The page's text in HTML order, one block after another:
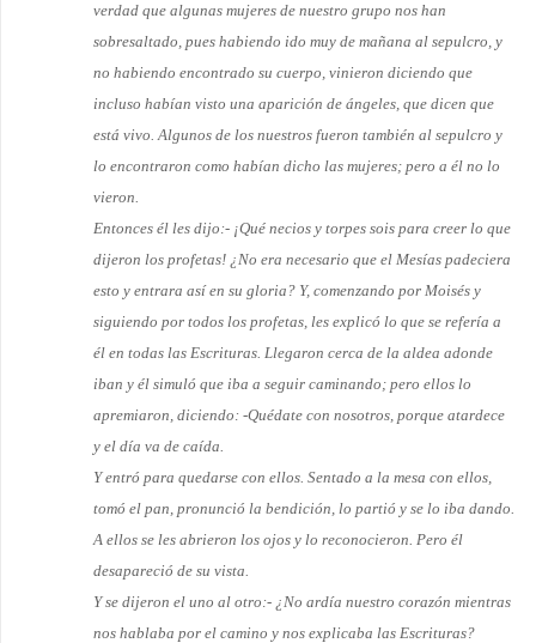
verdad que algunas mujeres de nuestro grupo nos han
sobresaltado, pues ha­biendo ido muy de mañana al sepulcro, y
no habiendo encontrado su cuerpo, vinieron di­ciendo que
incluso habían visto una aparición de ángeles, que dicen que
está vivo. Algunos de los nuestros fueron también al sepulcro y
lo encontraron como habían dicho las mujeres; pero a él no lo
vieron.
Entonces él les dijo:- ¡Qué necios y torpes sois para creer lo que
dijeron los profetas! ¿No era necesario que el Mesías padeciera
esto y entrara así en su gloria? Y, comenzando por Moisés y
siguiendo por todos los profetas, les explicó lo que se re­fería a
él en todas las Escrituras. Llegaron cerca de la aldea adonde
iban y él simuló que iba a seguir caminando; pero ellos lo
apremiaron, diciendo: -Quédate con nosotros, porque atardece
y el día va de caída.
Y entró para quedarse con ellos. Sentado a la mesa con ellos,
tomó el pan, pronunció la bendición, lo partió y se lo iba dando.
A ellos se les abrieron los ojos y lo reconocieron. Pero él
desapareció de su vista.
Y se dijeron el uno al otro:- ¿No ardía nuestro corazón mientras
nos hablaba por el camino y nos explicaba las Escrituras?